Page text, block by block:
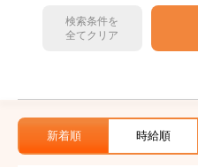
検索条件を
全てクリア
新着順 時給順